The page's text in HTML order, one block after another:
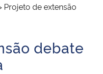
Projeto de extensão
debate